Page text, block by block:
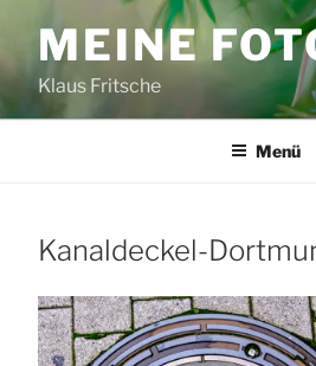
Inhalt
springenMEINE
Klaus Fritsche
Menü
Kanaldeckel-